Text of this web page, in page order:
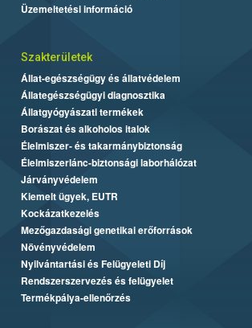
Üzemeltetési információ
Szakterületek
Állat-egészségügy és állatvédelem
Állategészségügyi diagnosztika
Állatgyógyászati termékek
Borászat és alkoholos italok
Élelmiszer- és takarmánybiztonság
Élelmiszerlánc-biztonsági laborhálózat
Járványvédelem
Kiemelt ügyek, EUTR
Kockázatkezelés
Mezőgazdasági genetikai erőforrások
Növényvédelem
Nyilvántartási és Felügyeleti Díj
Rendszerszervezés és felügyelet
Termékpálya-ellenőrzés